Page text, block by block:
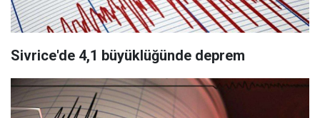
Sivrice'de 4,1 büyüklüğünde deprem